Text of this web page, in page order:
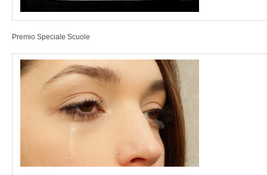
Premio Speciale Scuole